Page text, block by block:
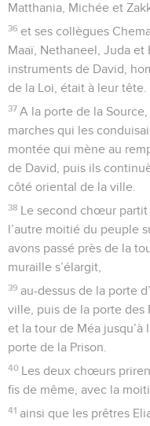
Matthania, Michée et
36 et ses collègues
Maaï, Nethaneel, Juda
instruments de David,
de la Loi, était à leur tête.
37 A la porte de la
marches qui les
montée qui mène au
de David, puis ils
côté oriental de la ville.
38 Le second chœur partit
l’autre moitié du peuple
avons passé près de la
muraille s’élargit,
39 au-dessus de la porte
ville, puis de la porte des
et la tour de Méa jusqu’à
porte de la Prison.
40 Les deux chœurs
fis de même, avec la
41 ainsi que les prêtres